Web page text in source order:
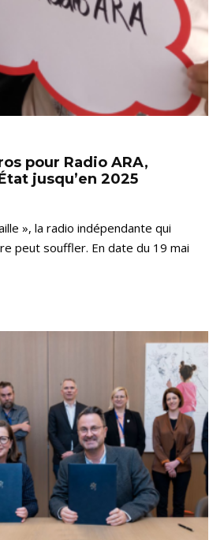
pour Radio ARA,
jusqu’en 2025
», la radio indépendante qui
peut souffler. En date du 19 mai